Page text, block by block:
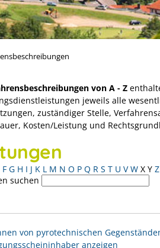
von A - Z
jeweils alle
zuständiger Stelle,
Kosten/Leistung und
F G H I J K L M N O P Q R S T U V W X Y Z
suchen
von pyrotechnischen
anzeigen